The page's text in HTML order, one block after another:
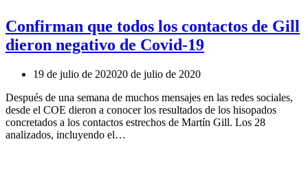
Confirman que todos los contactos de Gill
dieron negativo de Covid-19
19 de julio de 202020 de julio de 2020
Después de una semana de muchos mensajes en las redes sociales,
desde el COE dieron a conocer los resultados de los hisopados
concretados a los contactos estrechos de Martín Gill. Los 28
analizados, incluyendo el…